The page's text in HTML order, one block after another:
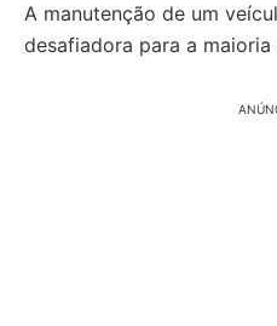
A manutenção de um
desafiadora para a